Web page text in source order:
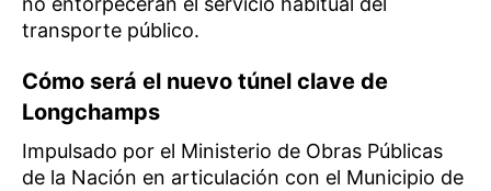
transporte público.
Cómo será el nuevo túnel clave de
Longchamps
Impulsado por el Ministerio de Obras Públicas
de la Nación en articulación con el Municipio de